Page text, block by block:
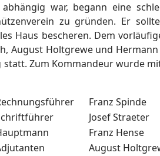
war, begann eine
zu gründen. Er
Haus bescheren. Dem
August Holtgrewe und
Zum Kommandeur wurde
Franz Spinde
Josef Straeter
Franz Hense
August